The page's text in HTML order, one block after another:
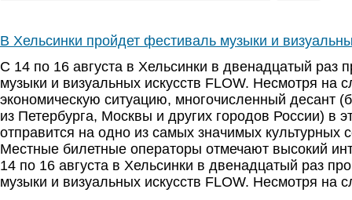
В Хельсинки пройдет фестиваль музыки и
С 14 по 16 августа в Хельсинки в двенадцатый раз
музыки и визуальных искусств FLOW. Несмотря на
экономическую ситуацию, многочисленный десант
из Петербурга, Москвы и других городов России) в
отправится на одно из самых значимых культурных
Местные билетные операторы отмечают высокий
14 по 16 августа в Хельсинки в двенадцатый раз
музыки и визуальных искусств FLOW. Несмотря на